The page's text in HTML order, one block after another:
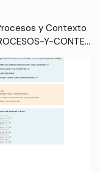
de Idi
y Contexto
Y-CONTE